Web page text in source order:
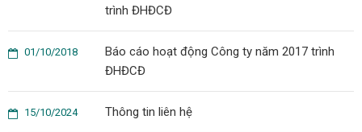
trình ĐHĐCĐ
Báo cáo hoạt động Công ty năm 2017 trình
ĐHĐCĐ
01/10/2018
Thông tin liên hệ
15/10/2024